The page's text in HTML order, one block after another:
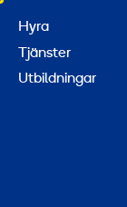
Hyra
Tjänster
Utbildningar